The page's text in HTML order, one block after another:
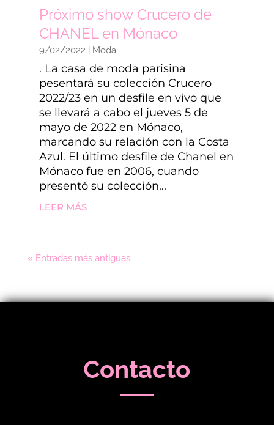
Próximo show Crucero de
CHANEL en Mónaco
9/02/2022 Moda
. La casa de moda parisina
pesentará su colección Crucero
2022/23 en un desfile en vivo que
se llevará a cabo el jueves 5 de
mayo de 2022 en Mónaco,
marcando su relación con la Costa
Azul. El último desfile de Chanel en
Mónaco fue en 2006, cuando
presentó su colección...
LEER MÁS
« Entradas más antiguas
Contacto